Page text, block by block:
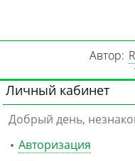
Автор:
Личный кабинет
Добрый день,
Авторизация